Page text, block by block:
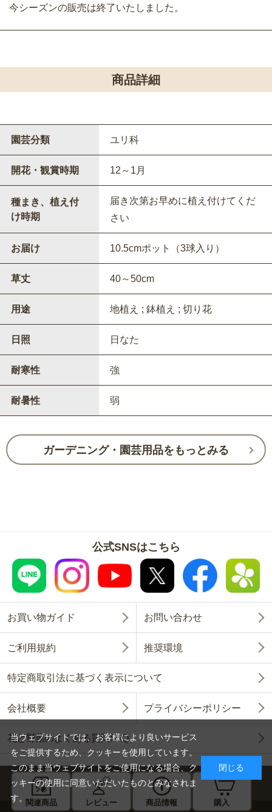
今シーズンの販売は終了いたしました。
関連商品 レビュー 商品情報 購入
商品詳細
園芸分類 ユリ科
開花・観賞時期 12～1月
種まき、植え付
け時期
届き次第お早めに植え付けてくだ
さい
お届け 10.5cmポット（3球入り）
草丈 40～50cm
用途 地植え ; 鉢植え ; 切り花
日照 日なた
耐寒性 強
耐暑性 弱
ガーデニング・園芸用品をもっとみる
公式SNSはこちら
お買い物ガイド お問い合わせ
ご利用規約 推奨環境
特定商取引法に基づく表示について
会社概要 プライバシーポリシー
花と野菜のよくある質問FAQ
Copyright © SAKATA SEED CORPORATION All Rights Reserved.
当ウェブサイトでは、お客様により良いサービス
をご提供するため、クッキーを使用しています。
このまま当ウェブサイトをご使用になる場合、ク
ッキーの使用に同意いただいたものとみなされま
す。
閉じる